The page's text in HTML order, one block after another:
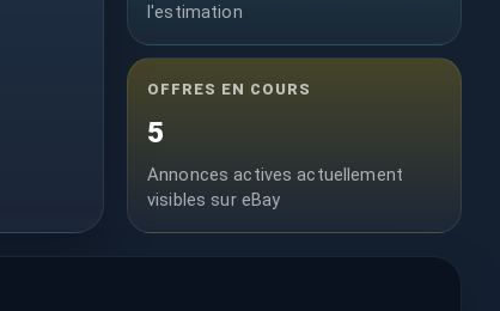
l'estimation
OFFRES EN COURS
5
Annonces actives actuellement
visibles sur eBay